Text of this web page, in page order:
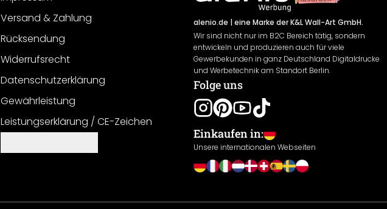
Versand & Zahlung
Rücksendung
Widerrufsrecht
Datenschutzerklärung
Gewährleistung
Leistungserklärung / CE-Zeichen
alenio.de | eine Marke der K&L Wall-Art GmbH.
Wir sind nicht nur im B2C Bereich tätig, sondern
entwickeln und produzieren auch für viele
Gewerbekunden in ganz Deutschland Digitaldrucke
und Werbetechnik am Standort Berlin.
Folge uns
Einkaufen in:
Unsere internationalen Webseiten